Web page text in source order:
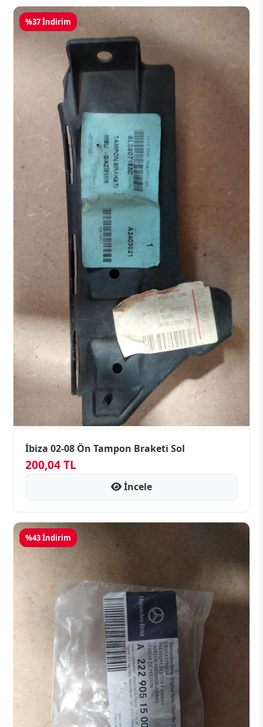
%37 İndirim
İbiza 02-08 Ön Tampon Braketi Sol
200,04 TL
İncele
%43 İndirim